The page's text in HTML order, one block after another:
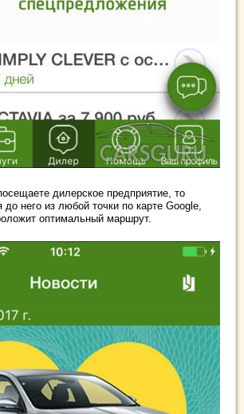
дилерское предприятие, то
него из любой точки по карте Google,
оптимальный маршрут.